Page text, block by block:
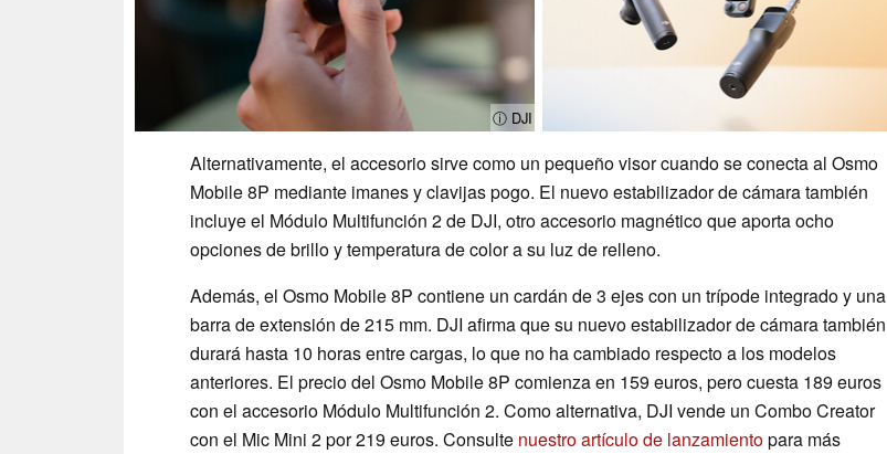
ⓘ DJI
Alternativamente, el accesorio sirve como un pequeño visor cuando se conecta al Osmo
Mobile 8P mediante imanes y clavijas pogo. El nuevo estabilizador de cámara también
incluye el Módulo Multifunción 2 de DJI, otro accesorio magnético que aporta ocho
opciones de brillo y temperatura de color a su luz de relleno.
Además, el Osmo Mobile 8P contiene un cardán de 3 ejes con un trípode integrado y una
barra de extensión de 215 mm. DJI afirma que su nuevo estabilizador de cámara también
durará hasta 10 horas entre cargas, lo que no ha cambiado respecto a los modelos
anteriores. El precio del Osmo Mobile 8P comienza en 159 euros, pero cuesta 189 euros
con el accesorio Módulo Multifunción 2. Como alternativa, DJI vende un Combo Creator
con el Mic Mini 2 por 219 euros. Consulte nuestro artículo de lanzamientopara más